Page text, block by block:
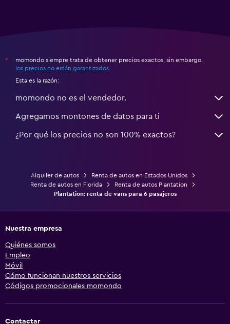
*
momondo siempre trata de obtener precios exactos, sin embargo,
los precios no están garantizados
Esta es la razón:
momondo no es el vendedor.
Agregamos montones de datos para ti
¿Por qué los precios no son 100% exactos?
Alquiler de autos
Renta de autos en Estados Unidos
Renta de autos en Florida
Renta de autos Plantation
Plantation: renta de vans para 6 pasajeros
Nuestra empresa
Quiénes somos
Empleo
Móvil
Cómo funcionan nuestros servicios
Códigos promocionales momondo
Contactar